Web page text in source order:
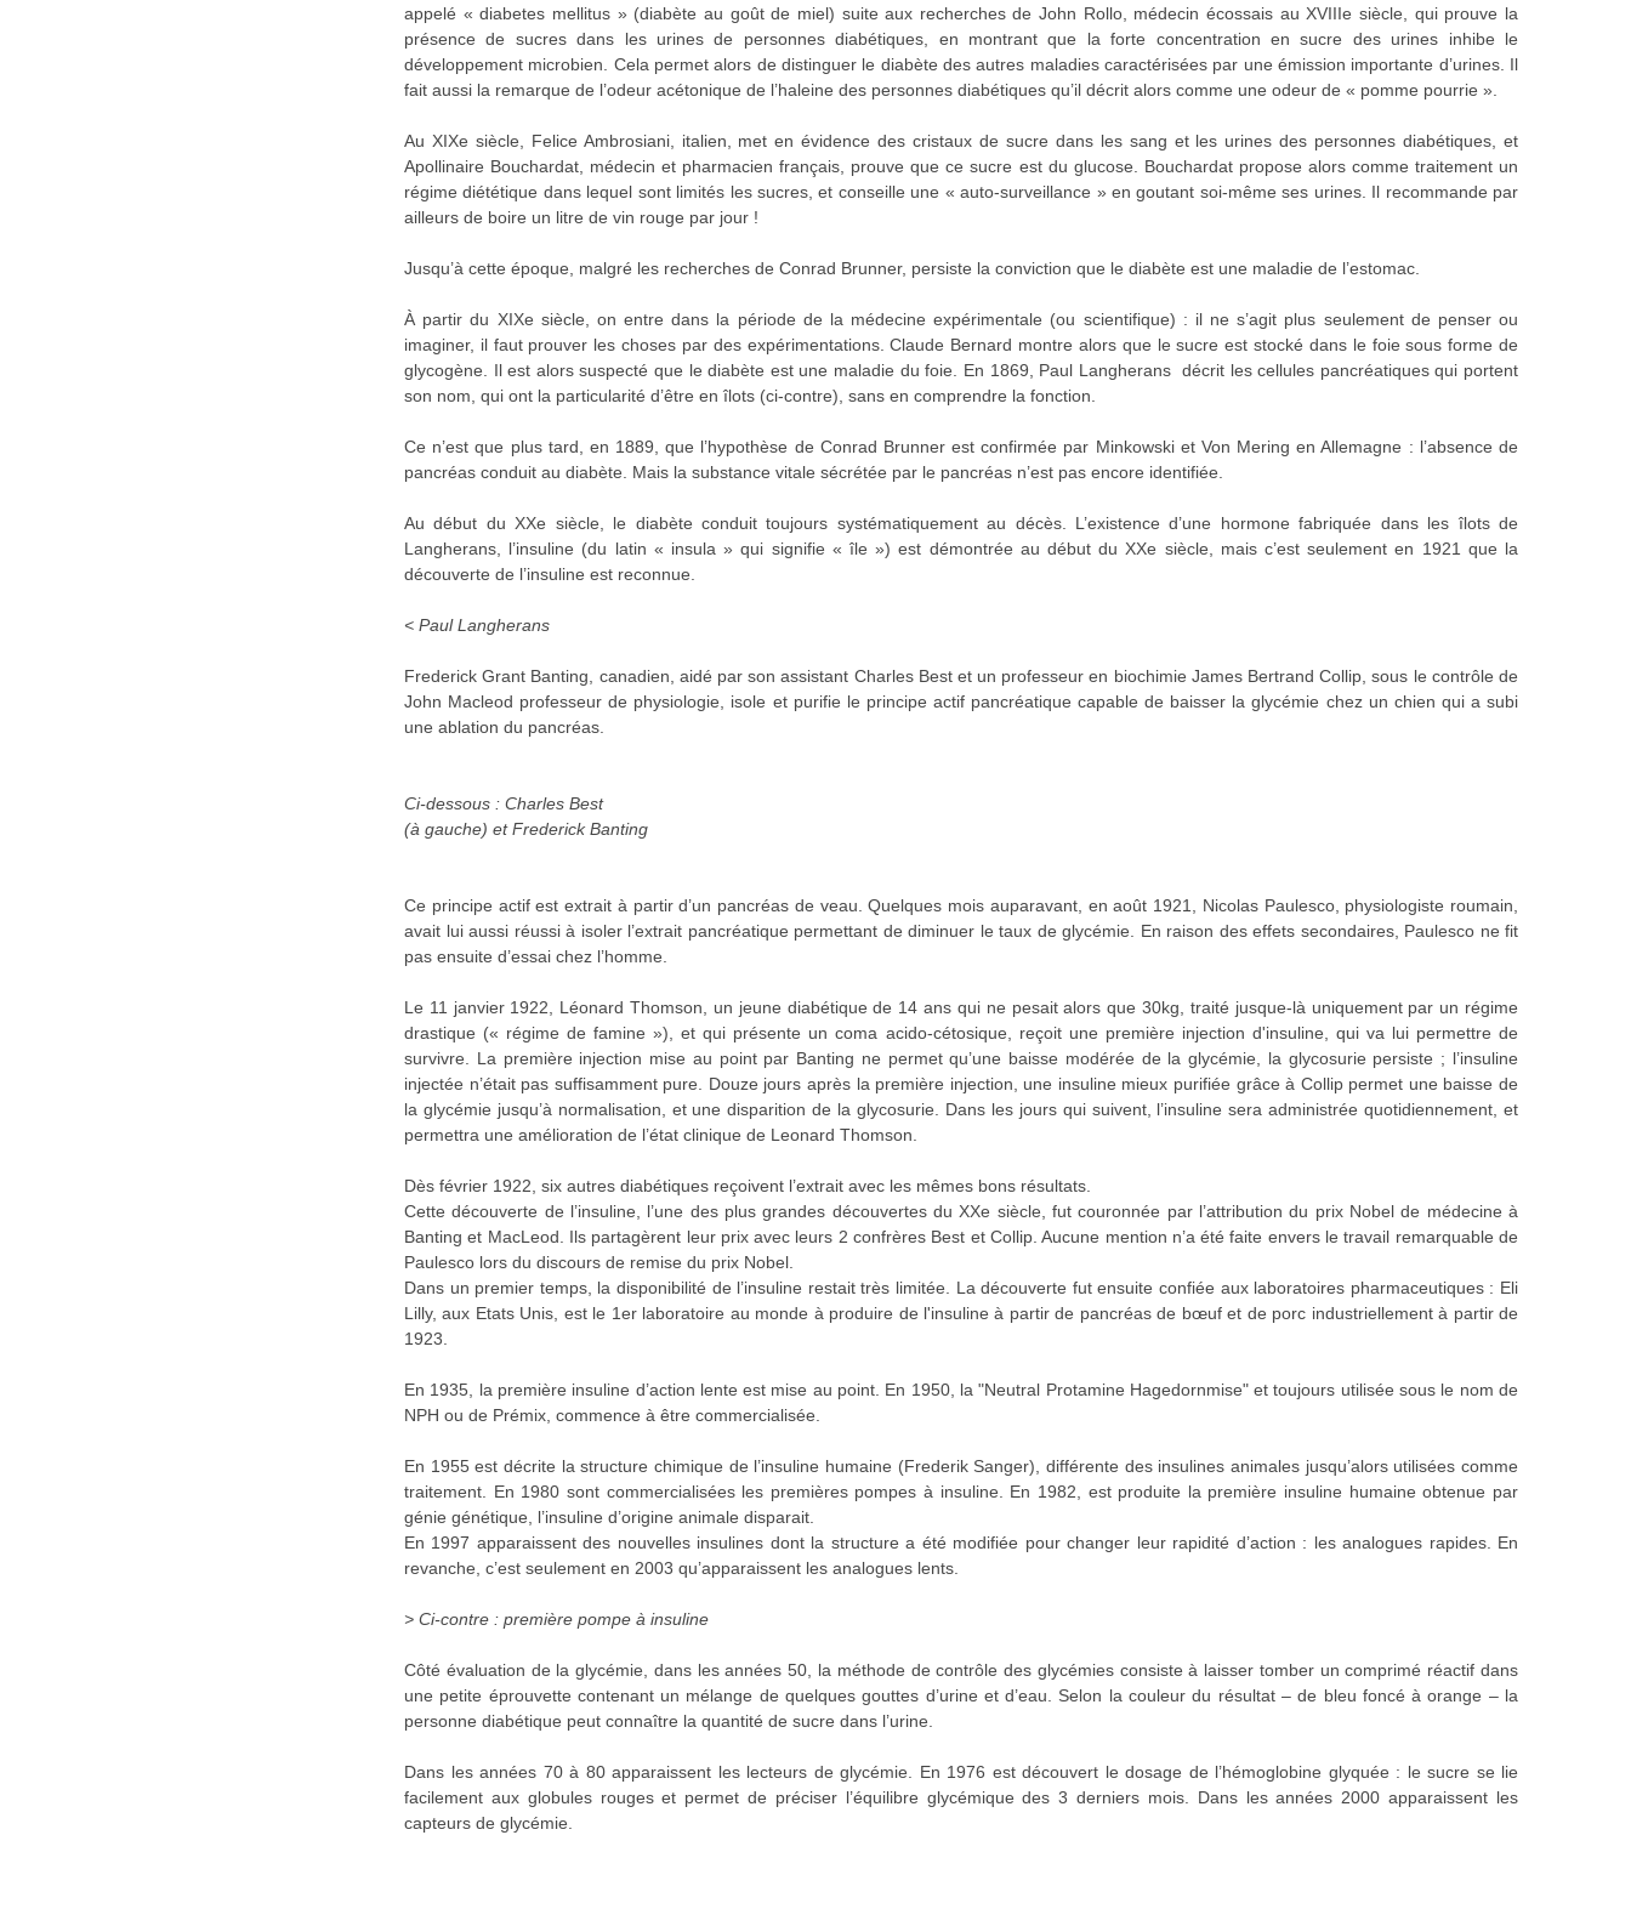
appelé « diabetes mellitus » (diabète au goût de miel) suite aux recherches de John Rollo, médecin écossais au XVIIIe siècle, qui prouve la
présence de sucres dans les urines de personnes diabétiques, en montrant que la forte concentration en sucre des urines inhibe le
développement microbien. Cela permet alors de distinguer le diabète des autres maladies caractérisées par une émission importante d’urines. Il
fait aussi la remarque de l’odeur acétonique de l’haleine des personnes diabétiques qu’il décrit alors comme une odeur de « pomme pourrie ».
Au XIXe siècle, Felice Ambrosiani, italien, met en évidence des cristaux de sucre dans les sang et les urines des personnes diabétiques, et
Apollinaire Bouchardat, médecin et pharmacien français, prouve que ce sucre est du glucose. Bouchardat propose alors comme traitement un
régime diététique dans lequel sont limités les sucres, et conseille une « auto-surveillance » en goutant soi-même ses urines. Il recommande par
ailleurs de boire un litre de vin rouge par jour !
Jusqu’à cette époque, malgré les recherches de Conrad Brunner, persiste la conviction que le diabète est une maladie de l’estomac.
À partir du XIXe siècle, on entre dans la période de la médecine expérimentale (ou scientifique) : il ne s’agit plus seulement de penser ou
imaginer, il faut prouver les choses par des expérimentations. Claude Bernard montre alors que le sucre est stocké dans le foie sous forme de
glycogène. Il est alors suspecté que le diabète est une maladie du foie. En 1869, Paul Langherans décrit les cellules pancréatiques qui portent
son nom, qui ont la particularité d’être en îlots (ci-contre), sans en comprendre la fonction.
Ce n’est que plus tard, en 1889, que l’hypothèse de Conrad Brunner est confirmée par Minkowski et Von Mering en Allemagne : l’absence de
pancréas conduit au diabète. Mais la substance vitale sécrétée par le pancréas n’est pas encore identifiée.
Au début du XXe siècle, le diabète conduit toujours systématiquement au décès. L’existence d’une hormone fabriquée dans les îlots de
Langherans, l’insuline (du latin « insula » qui signifie « île ») est démontrée au début du XXe siècle, mais c’est seulement en 1921 que la
découverte de l’insuline est reconnue.
< Paul Langherans
Frederick Grant Banting, canadien, aidé par son assistant Charles Best et un professeur en biochimie James Bertrand Collip, sous le contrôle de
John Macleod professeur de physiologie, isole et purifie le principe actif pancréatique capable de baisser la glycémie chez un chien qui a subi
une ablation du pancréas.
Ci-dessous : Charles Best
(à gauche) et Frederick Banting
Ce principe actif est extrait à partir d’un pancréas de veau. Quelques mois auparavant, en août 1921, Nicolas Paulesco, physiologiste roumain,
avait lui aussi réussi à isoler l’extrait pancréatique permettant de diminuer le taux de glycémie. En raison des effets secondaires, Paulesco ne fit
pas ensuite d’essai chez l’homme.
Le 11 janvier 1922, Léonard Thomson, un jeune diabétique de 14 ans qui ne pesait alors que 30kg, traité jusque-là uniquement par un régime
drastique (« régime de famine »), et qui présente un coma acido-cétosique, reçoit une première injection d'insuline, qui va lui permettre de
survivre. La première injection mise au point par Banting ne permet qu’une baisse modérée de la glycémie, la glycosurie persiste ; l’insuline
injectée n’était pas suffisamment pure. Douze jours après la première injection, une insuline mieux purifiée grâce à Collip permet une baisse de
la glycémie jusqu’à normalisation, et une disparition de la glycosurie. Dans les jours qui suivent, l’insuline sera administrée quotidiennement, et
permettra une amélioration de l’état clinique de Leonard Thomson.
Dès février 1922, six autres diabétiques reçoivent l’extrait avec les mêmes bons résultats.
Cette découverte de l’insuline, l’une des plus grandes découvertes du XXe siècle, fut couronnée par l’attribution du prix Nobel de médecine à
Banting et MacLeod. Ils partagèrent leur prix avec leurs 2 confrères Best et Collip. Aucune mention n’a été faite envers le travail remarquable de
Paulesco lors du discours de remise du prix Nobel.
Dans un premier temps, la disponibilité de l’insuline restait très limitée. La découverte fut ensuite confiée aux laboratoires pharmaceutiques : Eli
Lilly, aux Etats Unis, est le 1er laboratoire au monde à produire de l'insuline à partir de pancréas de bœuf et de porc industriellement à partir de
1923.
En 1935, la première insuline d’action lente est mise au point. En 1950, la "Neutral Protamine Hagedornmise" et toujours utilisée sous le nom de
NPH ou de Prémix, commence à être commercialisée.
En 1955 est décrite la structure chimique de l’insuline humaine (Frederik Sanger), différente des insulines animales jusqu’alors utilisées comme
traitement. En 1980 sont commercialisées les premières pompes à insuline. En 1982, est produite la première insuline humaine obtenue par
génie génétique, l’insuline d’origine animale disparait.
En 1997 apparaissent des nouvelles insulines dont la structure a été modifiée pour changer leur rapidité d’action : les analogues rapides. En
revanche, c’est seulement en 2003 qu’apparaissent les analogues lents.
> Ci-contre : première pompe à insuline
Côté évaluation de la glycémie, dans les années 50, la méthode de contrôle des glycémies consiste à laisser tomber un comprimé réactif dans
une petite éprouvette contenant un mélange de quelques gouttes d’urine et d’eau. Selon la couleur du résultat – de bleu foncé à orange – la
personne diabétique peut connaître la quantité de sucre dans l’urine.
Dans les années 70 à 80 apparaissent les lecteurs de glycémie. En 1976 est découvert le dosage de l’hémoglobine glyquée : le sucre se lie
facilement aux globules rouges et permet de préciser l’équilibre glycémique des 3 derniers mois. Dans les années 2000 apparaissent les
capteurs de glycémie.